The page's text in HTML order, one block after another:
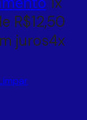
R$12,50
juros4x